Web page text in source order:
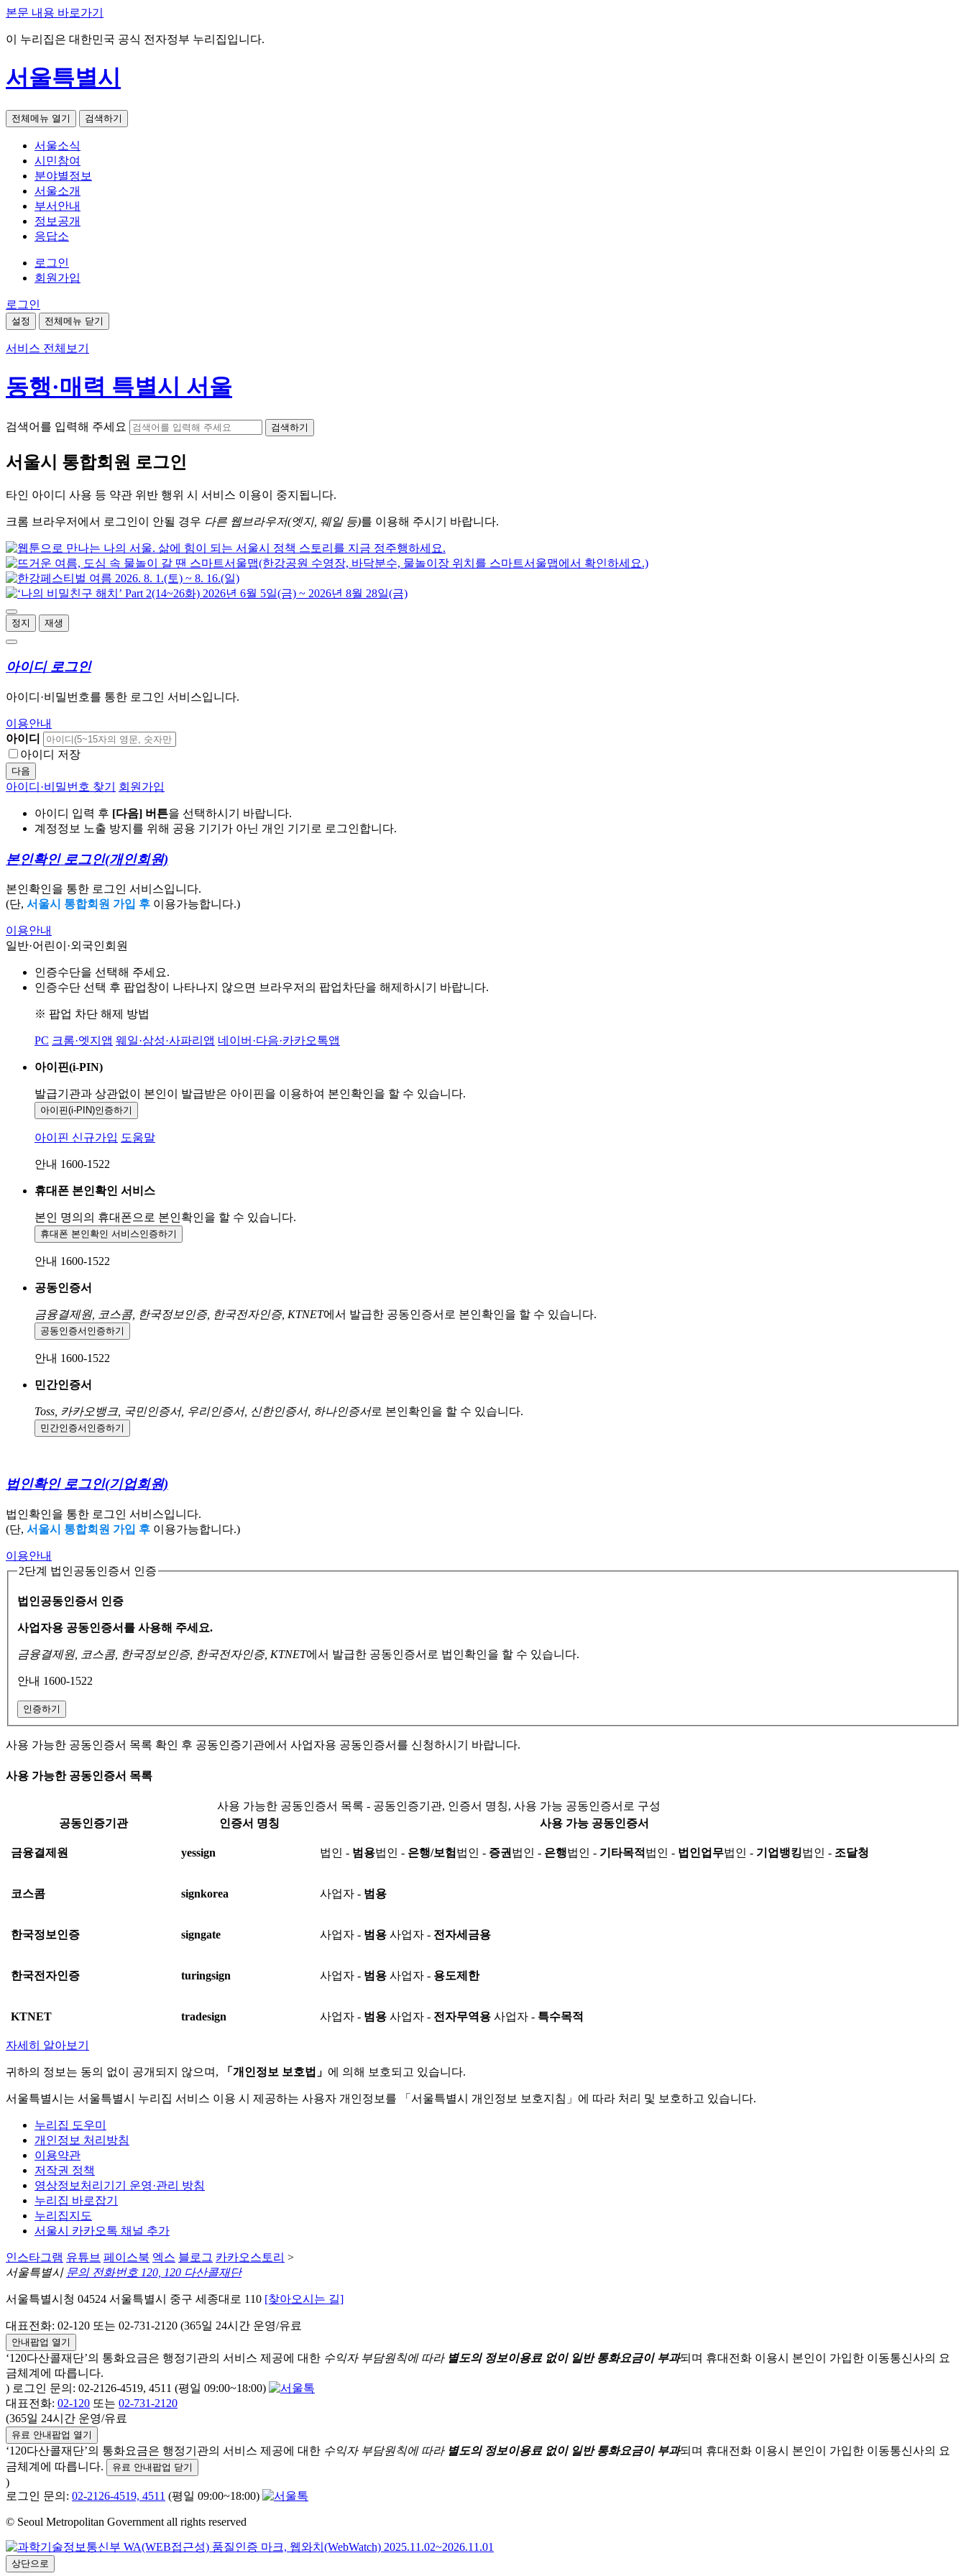
본문 내용 바로가기
이 누리집은 대한민국 공식 전자정부 누리집입니다.
서울특별시
전체메뉴 열기 검색하기
서울소식
시민참여
분야별정보
서울소개
부서안내
정보공개
응답소
로그인
회원가입
로그인
설정 전체메뉴 닫기
서비스 전체보기
동행·매력 특별시 서울
검색어를 입력해 주세요 검색하기
서울시 통합회원 로그인
타인 아이디 사용 등 약관 위반 행위 시 서비스 이용이 중지됩니다.
크롬 브라우저에서 로그인이 안될 경우 다른 웹브라우저(엣지, 웨일 등)를 이용해 주시기 바랍니다.
정지 재생
아이디 로그인
아이디·비밀번호를 통한 로그인 서비스입니다.
이용안내
아이디
아이디 저장
다음
아이디·비밀번호 찾기 회원가입
아이디 입력 후 [다음] 버튼을 선택하시기 바랍니다.
계정정보 노출 방지를 위해 공용 기기가 아닌 개인 기기로 로그인합니다.
본인확인 로그인(개인회원)
본인확인을 통한 로그인 서비스입니다.
(단, 서울시 통합회원 가입 후 이용가능합니다.)
이용안내
일반·어린이·외국인회원
인증수단을 선택해 주세요.
인증수단 선택 후 팝업창이 나타나지 않으면 브라우저의 팝업차단을 해제하시기 바랍니다.
※ 팝업 차단 해제 방법
PC 크롬·엣지앱 웨일·삼성·사파리앱 네이버·다음·카카오톡앱
아이핀(i-PIN)
발급기관과 상관없이 본인이 발급받은 아이핀을 이용하여 본인확인을 할 수 있습니다.
아이핀(i-PIN)인증하기
아이핀 신규가입 도움말
안내 1600-1522
휴대폰 본인확인 서비스
본인 명의의 휴대폰으로 본인확인을 할 수 있습니다.
휴대폰 본인확인 서비스인증하기
안내 1600-1522
공동인증서
금융결제원, 코스콤, 한국정보인증, 한국전자인증, KTNET에서 발급한 공동인증서로 본인확인을 할 수 있습니다.
공동인증서 인증하기
안내 1600-1522
민간인증서
Toss, 카카오뱅크, 국민인증서, 우리인증서, 신한인증서, 하나인증서로 본인확인을 할 수 있습니다.
민간인증서 인증하기
법인확인 로그인(기업회원)
법인확인을 통한 로그인 서비스입니다.
(단, 서울시 통합회원 가입 후 이용가능합니다.)
이용안내
2단계 법인공동인증서 인증
법인공동인증서 인증
사업자용 공동인증서를 사용해 주세요.
금융결제원, 코스콤, 한국정보인증, 한국전자인증, KTNET에서 발급한 공동인증서로 법인확인을 할 수 있습니다.
안내 1600-1522
인증하기
사용 가능한 공동인증서 목록 확인 후 공동인증기관에서 사업자용 공동인증서를 신청하시기 바랍니다.
사용 가능한 공동인증서 목록
사용 가능한 공동인증서 목록 - 공동인증기관, 인증서 명칭, 사용 가능 공동인증서로 구성
공동인증기관
인증서 명칭 사용 가능 공동인증서
금융결제원 yessign 법인 - 범용법인 - 은행/보험 법인 - 증권 법인 - 은행법인 - 기타목적 법인 - 법인업무법인 - 기업뱅킹법인 - 조달청
코스콤 signkorea 사업자 - 범용
한국정보인증 signgate 사업자 - 범용 사업자 - 전자세금용
한국전자인증 turingsign 사업자 - 범용 사업자 - 용도제한
KTNET tradesign 사업자 - 범용 사업자 - 전자무역용 사업자 - 특수목적
자세히 알아보기
귀하의 정보는 동의 없이 공개되지 않으며, 「개인정보 보호법」 에 의해 보호되고 있습니다.
서울특별시는 서울특별시 누리집 서비스 이용 시 제공하는 사용자 개인정보를 「서울특별시 개인정보 보호지침」에 따라 처리 및 보호하고 있습니다.
누리집 도우미
개인정보 처리방침
이용약관
저작권 정책
영상정보처리기기 운영·관리 방침
누리집 바로잡기
누리집지도
서울시 카카오톡 채널 추가
인스타그램 유튜브 페이스북 엑스 블로그 카카오스토리 >
서울특별시 문의 전화번호 120, 120 다산콜재단
서울특별시청 04524 서울특별시 중구 세종대로 110 [찾아오시는 길]
대표전화: 02-120 또는 02-731-2120 (365일 24시간 운영/유료
안내팝업 열기
‘120다산콜재단’의 통화요금은 행정기관의 서비스 제공에 대한 수익자 부담원칙에 따라 별도의 정보이용료 없이 일반 통화요금이 부과되며 휴대전화 이용시 본인이 가입한 이동통신사의 요
금체계에 따릅니다.
) 로그인 문의: 02-2126-4519, 4511 (평일 09:00~18:00)
대표전화: 02-120 또는 02-731-2120
(365일 24시간 운영/유료
유료 안내팝업 열기
‘120다산콜재단’의 통화요금은 행정기관의 서비스 제공에 대한 수익자 부담원칙에 따라 별도의 정보이용료 없이 일반 통화요금이 부과되며 휴대전화 이용시 본인이 가입한 이동통신사의 요
금체계에 따릅니다.
유료 안내팝업 닫기
)
로그인 문의: 02-2126-4519, 4511 (평일 09:00~18:00)
© Seoul Metropolitan Government all rights reserved
상단으로